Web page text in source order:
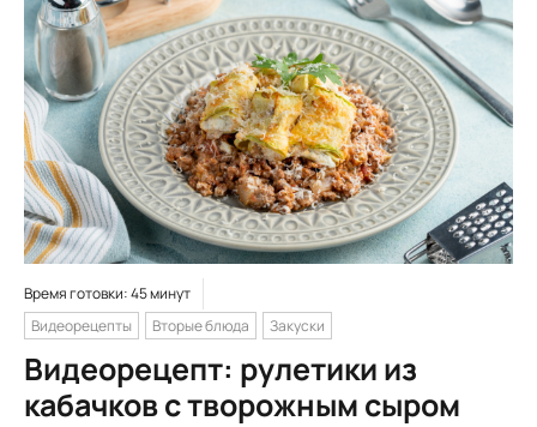
Время готовки: 45 минут
Видеорецепты
Вторые блюда Закуски
Видеорецепт: рулетики из
кабачков с творожным сыром